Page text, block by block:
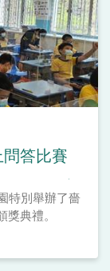
答比賽
特別舉辦了嗇
典禮。